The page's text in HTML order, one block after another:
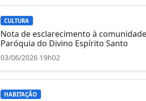
CULTURA
Nota de esclarecimento à
Paróquia do Divino Espírito Santo
03/06/2026 19h02
HABITAÇÃO